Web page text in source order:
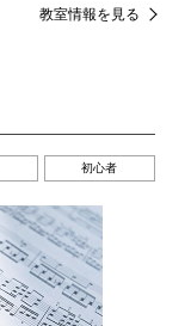
教室情報を見る
初心者